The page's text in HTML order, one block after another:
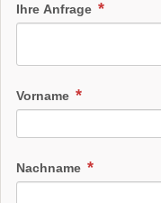
Ihre Anfrage
Vorname
Nachname